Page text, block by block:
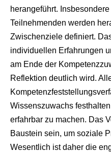
herangeführt.
Teilnehmenden werden
Zwischenziele definiert.
individuellen Erfahrungen
am Ende der
Reflektion deutlich wird.
Wissenszuwachs
erfahrbar zu machen. Das
Baustein sein, um soziale
Wesentlich ist daher die